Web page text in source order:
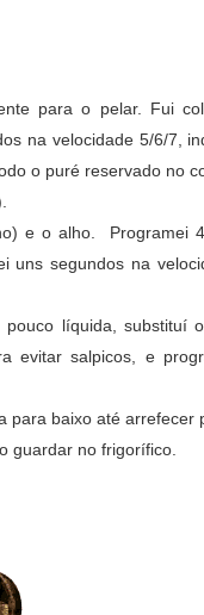
para o pelar. Fui
na velocidade 5/6/7,
o puré reservado no
e o alho. Programei
uns segundos na
líquida, substituí
salpicos, e
para baixo até arrefecer
guardar no frigorífico.